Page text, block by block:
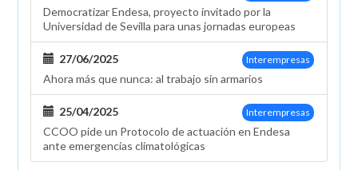
Democratizar Endesa, proyecto invitado por la
Universidad de Sevilla para unas jornadas europeas
Interempresas
27/06/2025
Ahora más que nunca: al trabajo sin armarios
Interempresas
25/04/2025
CCOO pide un Protocolo de actuación en Endesa
ante emergencias climatológicas